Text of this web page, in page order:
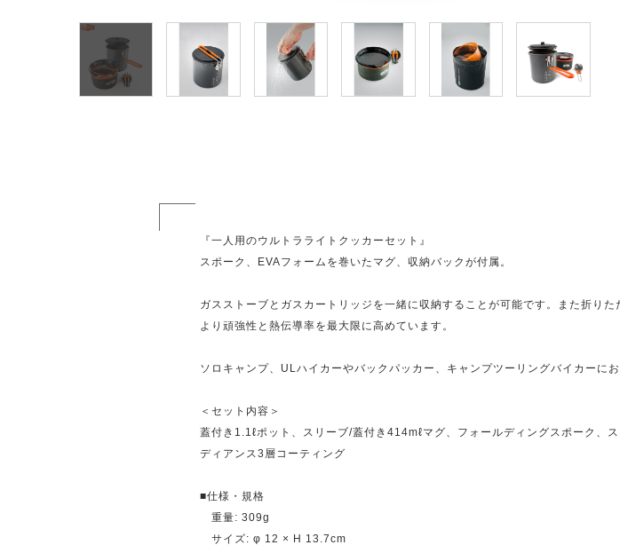
『一人用のウルトラライトクッカーセット』
スポーク、EVAフォームを巻いたマグ、収納バックが付属。
ガスストーブとガスカートリッジを一緒に収納することが可能です。また折り
より頑強性と熱伝導率を最大限に高めています。
ソロキャンプ、ULハイカーやバックパッカー、キャンプツーリングバイカーにお
＜セット内容＞
蓋付き1.1ℓポット、スリーブ/蓋付き414mℓマグ、フォールディングスポーク、
ディアンス3層コーティング
■仕様・規格
重量: 309g
サイズ: φ 12 × H 13.7cm